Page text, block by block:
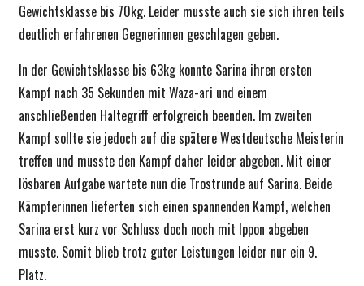
Gewichtsklasse bis 70kg. Leider musste auch sie sich ihren teils
deutlich erfahrenen Gegnerinnen geschlagen geben.
In der Gewichtsklasse bis 63kg konnte Sarina ihren ersten
Kampf nach 35 Sekunden mit Waza-ari und einem
anschließenden Haltegriff erfolgreich beenden. Im zweiten
Kampf sollte sie jedoch auf die spätere Westdeutsche Meisterin
treffen und musste den Kampf daher leider abgeben. Mit einer
lösbaren Aufgabe wartete nun die Trostrunde auf Sarina. Beide
Kämpferinnen lieferten sich einen spannenden Kampf, welchen
Sarina erst kurz vor Schluss doch noch mit Ippon abgeben
musste. Somit blieb trotz guter Leistungen leider nur ein 9.
Platz.